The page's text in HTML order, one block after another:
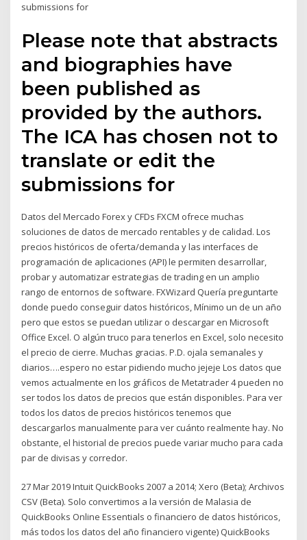
submissions for
Please note that abstracts
and biographies have
been published as
provided by the authors.
The ICA has chosen not to
translate or edit the
submissions for
Datos del Mercado Forex y CFDs FXCM ofrece muchas
soluciones de datos de mercado rentables y de calidad. Los
precios históricos de oferta/demanda y las interfaces de
programación de aplicaciones (API) le permiten desarrollar,
probar y automatizar estrategias de trading en un amplio
rango de entornos de software. FXWizard Quería preguntarte
donde puedo conseguir datos históricos, Mínimo un de un año
pero que estos se puedan utilizar o descargar en Microsoft
Office Excel. O algún truco para tenerlos en Excel, solo necesito
el precio de cierre. Muchas gracias. P.D. ojala semanales y
diarios….espero no estar pidiendo mucho jejeje Los datos que
vemos actualmente en los gráficos de Metatrader 4 pueden no
ser todos los datos de precios que están disponibles. Para ver
todos los datos de precios históricos tenemos que
descargarlos manualmente para ver cuánto realmente hay. No
obstante, el historial de precios puede variar mucho para cada
par de divisas y corredor.
27 Mar 2019 Intuit QuickBooks 2007 a 2014; Xero (Beta); Archivos
CSV (Beta). Solo convertimos a la versión de Malasia de
QuickBooks Online Essentials o financiero de datos históricos,
más todos los datos del año financiero vigente) QuickBooks